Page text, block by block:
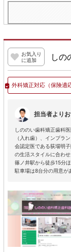
お気入り
に追加
しの
外科矯正対応（保険適
担当者より
しののい歯科矯正歯科
（入れ歯）、インプラ
会認定医である荻場明
の生活スタイルに合わ
篠ノ井駅から徒歩15分
駐車場は8台分の用意が